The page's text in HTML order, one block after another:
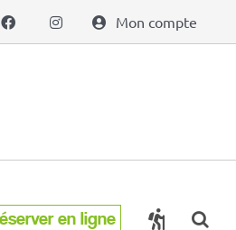
Mon compte
en ligne